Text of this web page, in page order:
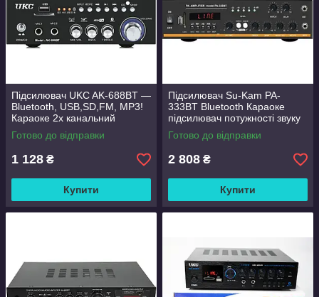
Підсилювач UKC AK-688BT —
Bluetooth, USB,SD,FM, MP3!
Караоке 2х канальний
Готово до відправки
1 128 ₴
Купити
Підсилювач Su-Kam PA-
333BT Bluetooth Караоке
підсилювач потужності звуку
Готово до відправки
2 808 ₴
Купити